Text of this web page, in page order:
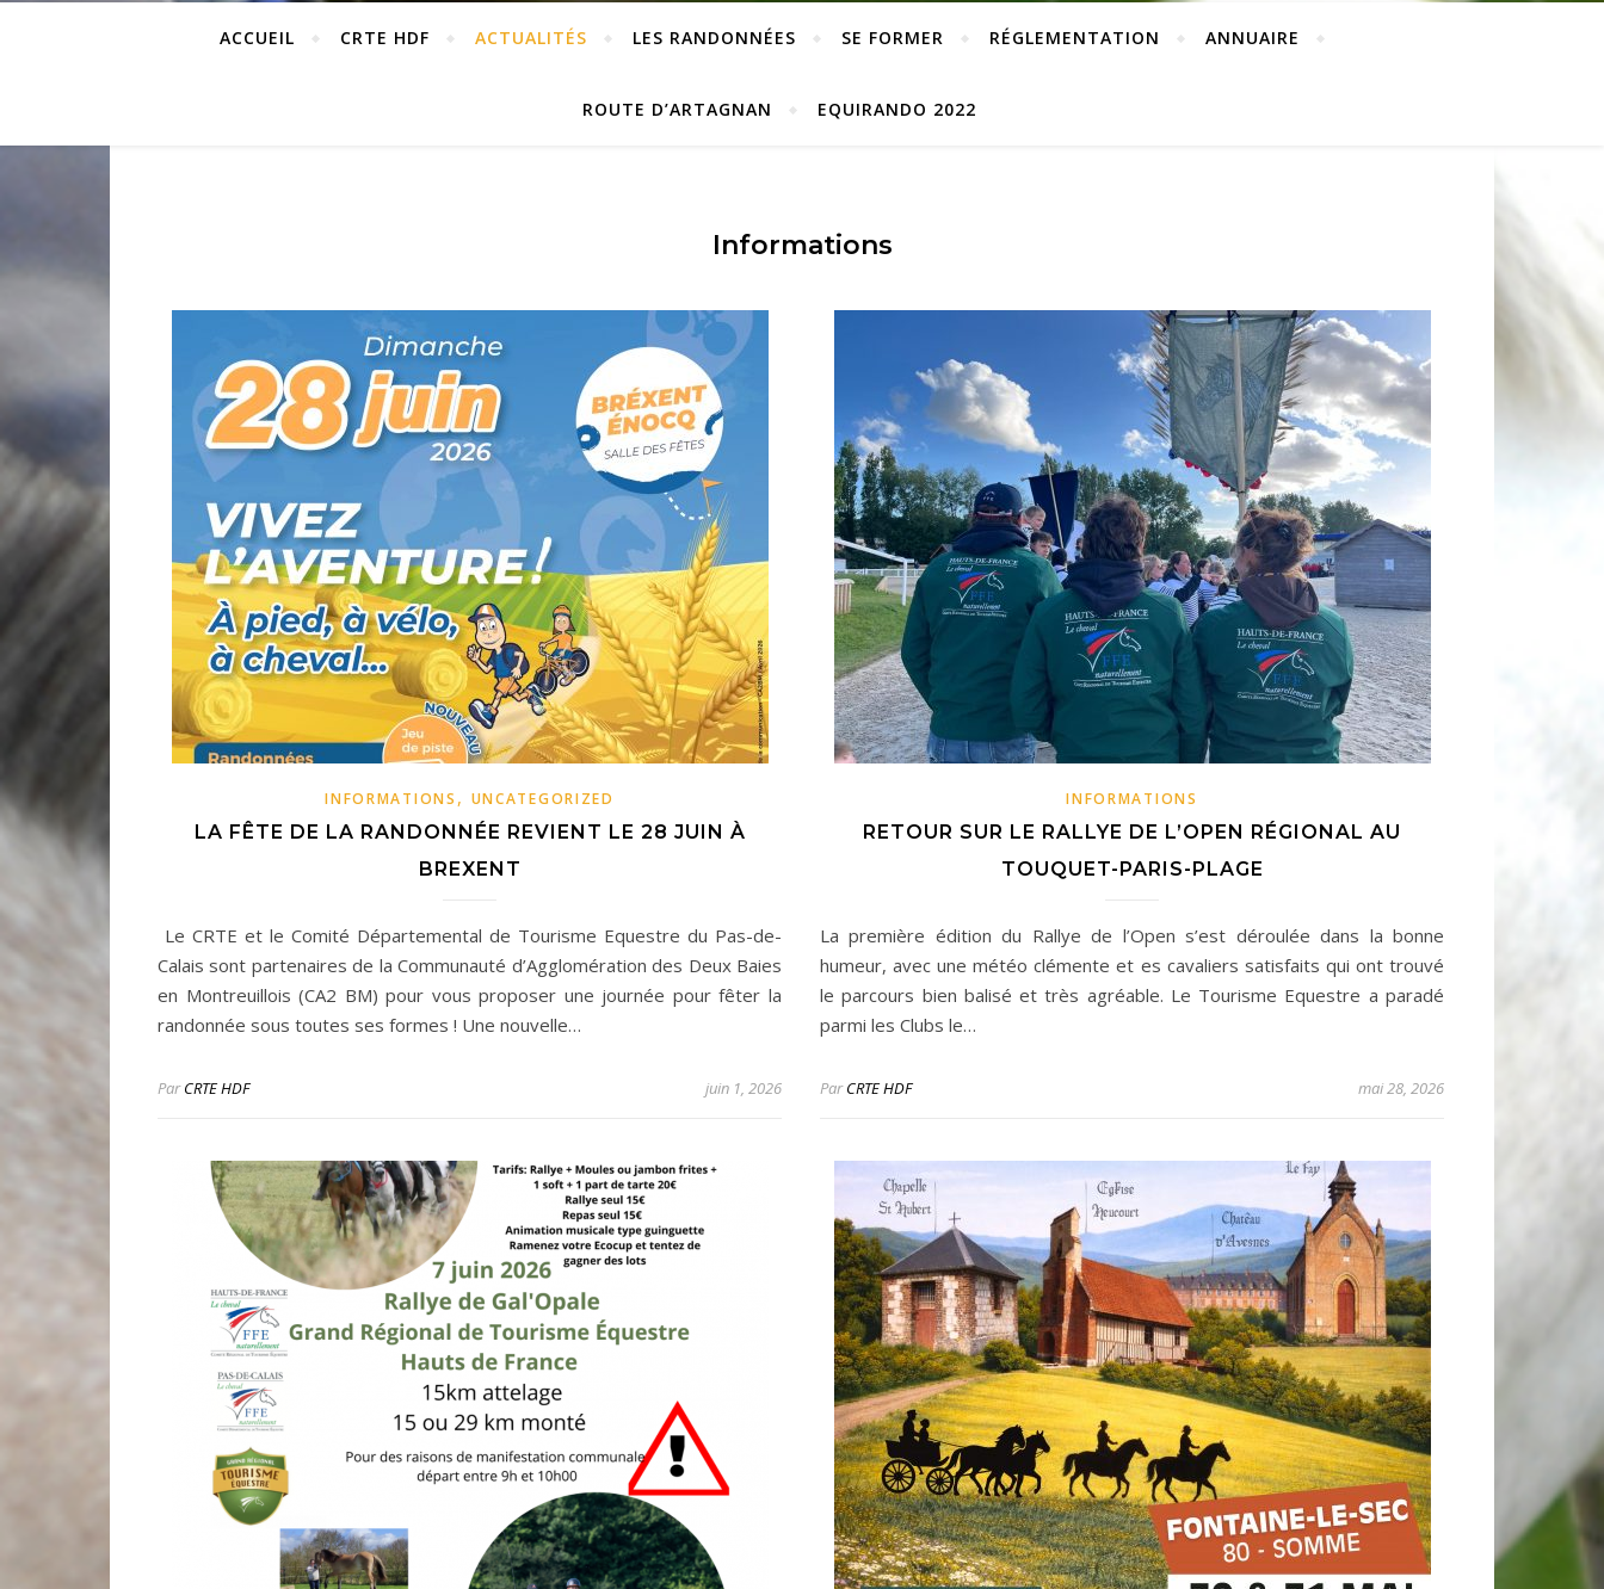
ACCUEIL CRTE HDF ACTUALITÉS LES RANDONNÉES SE FORMER RÉGLEMENTATION ANNUAIRE
ROUTE D’ARTAGNAN EQUIRANDO 2022
Informations
INFORMATIONS , UNCATEGORIZED
LA FÊTE DE LA RANDONNÉE REVIENT LE 28 JUIN À
BREXENT
Le CRTE et le Comité Départemental de Tourisme Equestre du Pas-de-
Calais sont partenaires de la Communauté d’Agglomération des Deux Baies
en Montreuillois (CA2 BM) pour vous proposer une journée pour fêter la
randonnée sous toutes ses formes ! Une nouvelle…
ParCRTE HDF juin 1, 2026
INFORMATIONS
RETOUR SUR LE RALLYE DE L’OPEN RÉGIONAL AU
TOUQUET-PARIS-PLAGE
La première édition du Rallye de l’Open s’est déroulée dans la bonne
humeur, avec une météo clémente et es cavaliers satisfaits qui ont trouvé
le parcours bien balisé et très agréable. Le Tourisme Equestre a paradé
parmi les Clubs le…
ParCRTE HDF mai 28, 2026